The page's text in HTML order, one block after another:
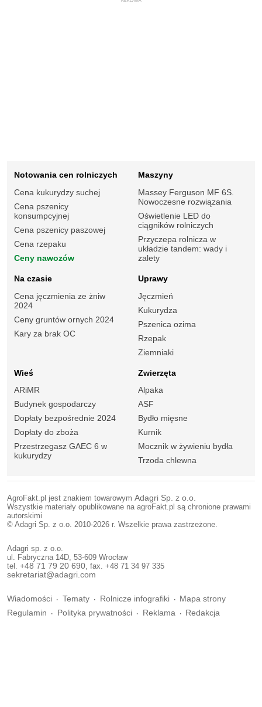
Notowania cen rolniczych
Cena kukurydzy suchej
Cena pszenicy
konsumpcyjnej
Cena pszenicy paszowej
Cena rzepaku
Ceny nawozów
Maszyny
Massey Ferguson MF 6S.
Nowoczesne rozwiązania
Oświetlenie LED do
ciągników rolniczych
Przyczepa rolnicza w
układzie tandem: wady i
zalety
Na czasie
Cena jęczmienia ze żniw
2024
Ceny gruntów ornych 2024
Kary za brak OC
Uprawy
Jęczmień
Kukurydza
Pszenica ozima
Rzepak
Ziemniaki
Wieś
ARiMR
Budynek gospodarczy
Dopłaty bezpośrednie 2024
Dopłaty do zboża
Przestrzegasz GAEC 6 w
kukurydzy
Zwierzęta
Alpaka
ASF
Bydło mięsne
Kurnik
Mocznik w żywieniu bydła
Trzoda chlewna
AgroFakt.pl jest znakiem towarowym Adagri Sp. z o.o.
Wszystkie materiały opublikowane na agroFakt.pl są chronione prawami
autorskimi
© Adagri Sp. z o.o. 2010-2026 r. Wszelkie prawa zastrzeżone.
Adagri sp. z o.o.
ul. Fabryczna 14D, 53-609 Wrocław
tel. +48 71 79 20 690 , fax. +48 71 34 97 335
sekretariat@adagri.com
Wiadomości Tematy Rolnicze infografiki
Mapa strony
Regulamin
Polityka prywatności Reklama Redakcja